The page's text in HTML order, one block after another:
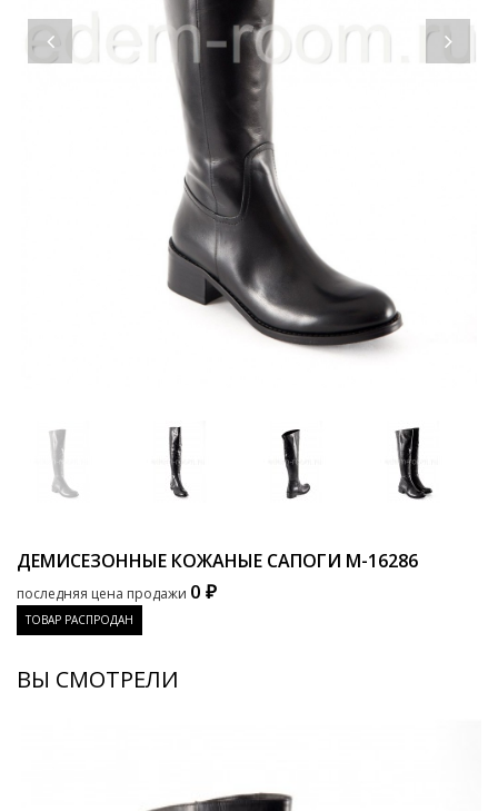
ДЕМИСЕЗОННЫЕ КОЖАНЫЕ САПОГИ M-16286
последняя цена продажи 0 ₽
ТОВАР РАСПРОДАН
ВЫ СМОТРЕЛИ